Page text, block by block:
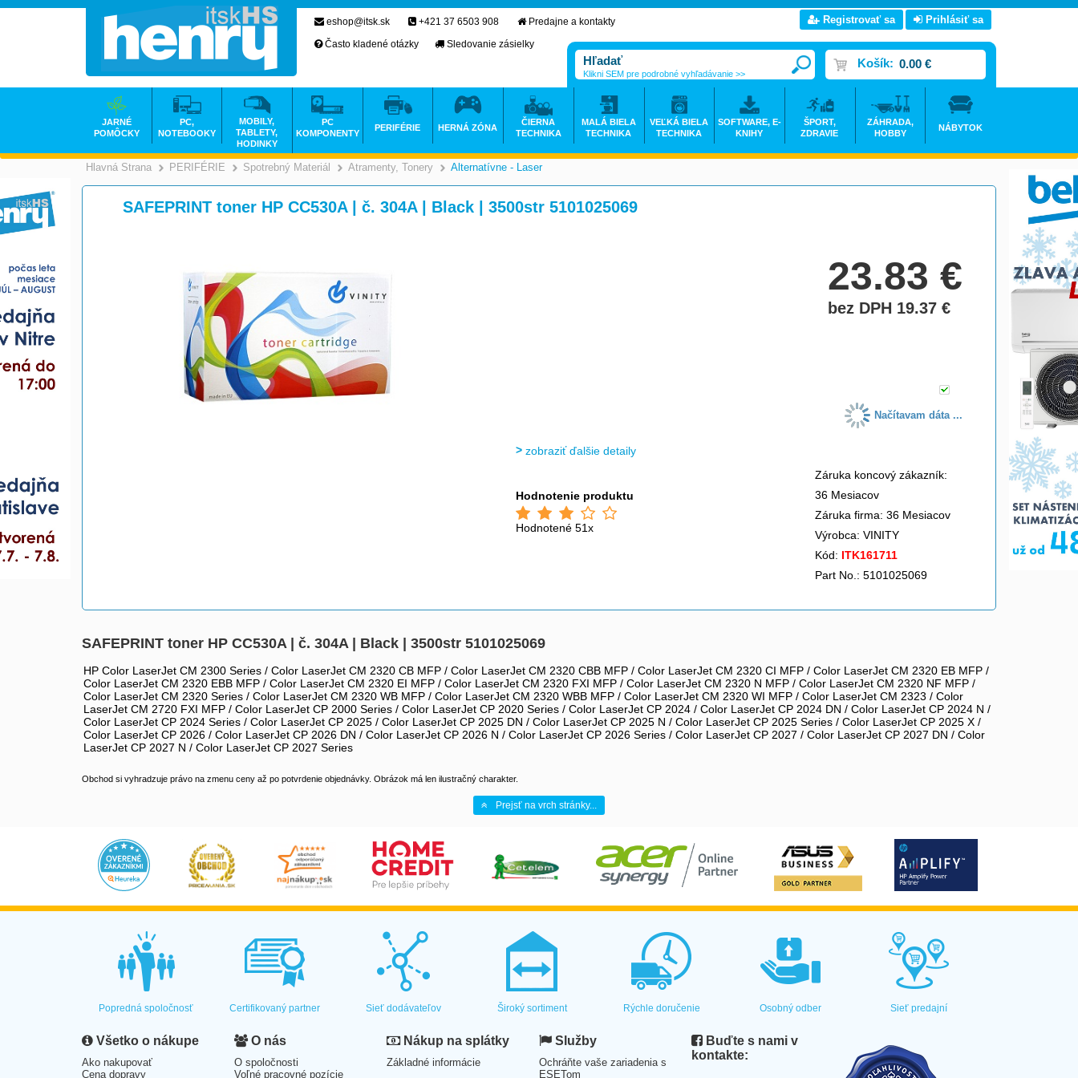
Hlavná Strana >
PERIFÉRIE >
Spotrebný Materiál >
Atramenty, Tonery >
Alternatívne - Laser
SAFEPRINT toner HP CC530A | č. 304A | Black | 3500str 5101025069
23.83€
bez DPH 19.37€
Načítavam dáta ...
zobraziť ďalšie detaily
Hodnotenie produktu
Hodnotené 51x
Záruka koncový zákazník:
36 Mesiacov
Záruka firma: 36 Mesiacov
Výrobca: VINITY
Kód: ITK161711
Part No.: 5101025069
SAFEPRINT toner HP CC530A | č. 304A | Black | 3500str 5101025069
HP Color LaserJet CM 2300 Series / Color LaserJet CM 2320 CB MFP / Color LaserJet CM 2320 CBB MFP / Color LaserJet CM 2320 CI MFP / Color LaserJet CM 2320 EB MFP /
Color LaserJet CM 2320 EBB MFP / Color LaserJet CM 2320 EI MFP / Color LaserJet CM 2320 FXI MFP / Color LaserJet CM 2320 N MFP / Color LaserJet CM 2320 NF MFP /
Color LaserJet CM 2320 Series / Color LaserJet CM 2320 WB MFP / Color LaserJet CM 2320 WBB MFP / Color LaserJet CM 2320 WI MFP / Color LaserJet CM 2323 / Color
LaserJet CM 2720 FXI MFP / Color LaserJet CP 2000 Series / Color LaserJet CP 2020 Series / Color LaserJet CP 2024 / Color LaserJet CP 2024 DN / Color LaserJet CP 2024 N /
Color LaserJet CP 2024 Series / Color LaserJet CP 2025 / Color LaserJet CP 2025 DN / Color LaserJet CP 2025 N / Color LaserJet CP 2025 Series / Color LaserJet CP 2025 X /
Color LaserJet CP 2026 / Color LaserJet CP 2026 DN / Color LaserJet CP 2026 N / Color LaserJet CP 2026 Series / Color LaserJet CP 2027 / Color LaserJet CP 2027 DN / Color
LaserJet CP 2027 N / Color LaserJet CP 2027 Series
Obchod si vyhradzuje právo na zmenu ceny až po potvrdenie objednávky. Obrázok má len ilustračný charakter.
Prejsť na vrch stránky...
eshop@itsk.sk +421 37 6503 908
Predajne a kontakty
Často kladené otázky
Sledovanie zásielky
Registrovať sa Prihlásiť sa
Košík: 0.00 €
Klikni SEM pre podrobné vyhľadávanie >>
JARNÉ
POMÔCKY
PC,
NOTEBOOKY
MOBILY,
TABLETY,
HODINKY
PC
KOMPONENTY
PERIFÉRIE HERNÁ ZÓNA
ČIERNA
TECHNIKA
MALÁ BIELA
TECHNIKA
VEĽKÁ BIELA
TECHNIKA
SOFTWARE, E-
KNIHY
ŠPORT,
ZDRAVIE
ZÁHRADA,
HOBBY
NÁBYTOK
Popredná spoločnosť Certifikovaný partner Sieť dodávateľov Široký sortiment Rýchle doručenie Osobný odber Sieť predajní
Všetko o nákupe
Ako nakupovať
Cena dopravy
O nás
O spoločnosti
Voľné pracovné pozície
Nákup na splátky
Základné informácie
Služby
Ochráňte vaše zariadenia s
ESETom
Buďte s nami v
kontakte: